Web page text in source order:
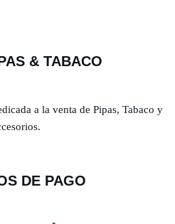
& TABACO
a la venta de Pipas, Tabaco y
DE PAGO